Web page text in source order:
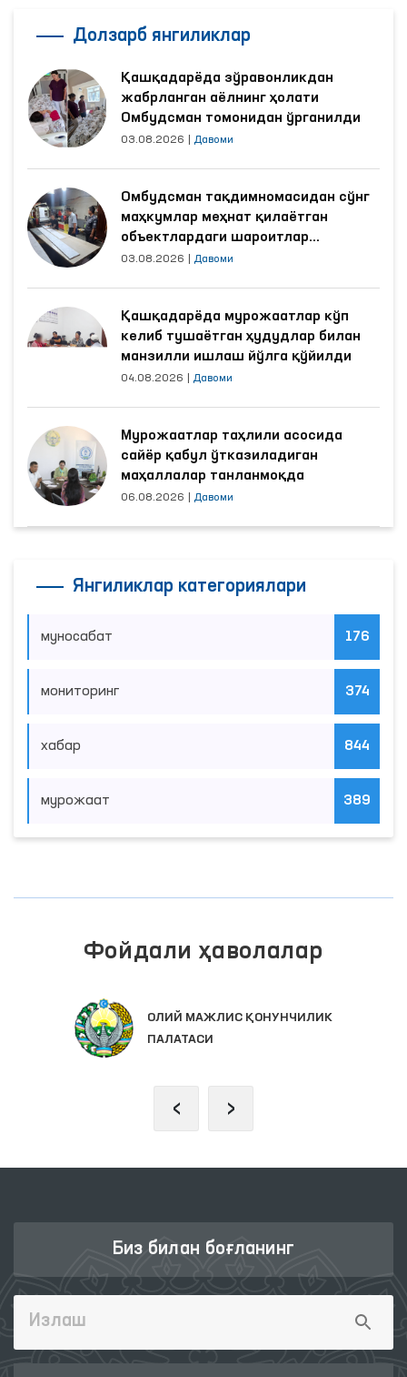
Долзарб янгиликлар
Қашқадарёда зўравонликдан
жабрланган аёлнинг ҳолати
Омбудсман томонидан ўрганилди
03.08.2026 Давоми
Омбудсман тақдимномасидан сўнг
маҳкумлар меҳнат қилаётган
объектлардаги шароитлар
яхшиланди
03.08.2026 Давоми
Қашқадарёда мурожаатлар кўп
келиб тушаётган ҳудудлар билан
манзилли ишлаш йўлга қўйилди
04.08.2026 Давоми
Мурожаатлар таҳлили асосида
сайёр қабул ўтказиладиган
маҳаллалар танланмоқда
06.08.2026 Давоми
Янгиликлар категориялари
муносабат 176
мониторинг 374
хабар 844
мурожаат 389
Фойдали ҳаволалар
ИНТЕРАКТИВ ДАВЛАТ ХИЗМАТЛАРИ
ЯГОНА ПОРТАЛИ
‹ ›
Биз билан боғланинг